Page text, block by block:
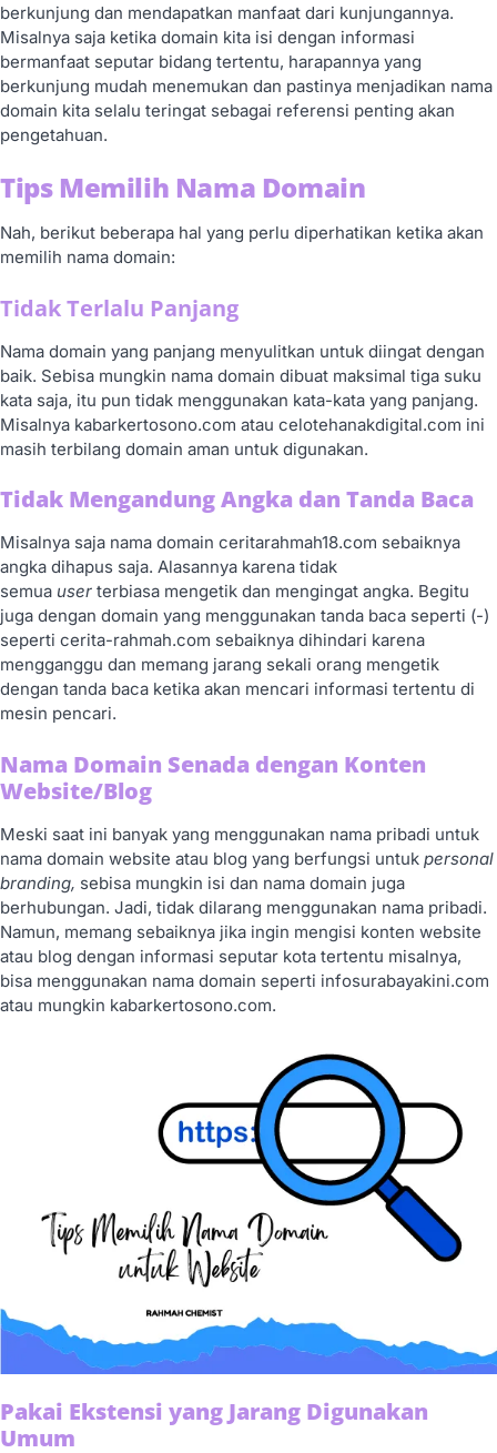
berkunjung dan mendapatkan manfaat dari kunjungannya.
Misalnya saja ketika domain kita isi dengan informasi
bermanfaat seputar bidang tertentu, harapannya yang
berkunjung mudah menemukan dan pastinya menjadikan nama
domain kita selalu teringat sebagai referensi penting akan
pengetahuan.
Tips Memilih Nama Domain
Nah, berikut beberapa hal yang perlu diperhatikan ketika akan
memilih nama domain:
Tidak Terlalu Panjang
Nama domain yang panjang menyulitkan untuk diingat dengan
baik. Sebisa mungkin nama domain dibuat maksimal tiga suku
kata saja, itu pun tidak menggunakan kata-kata yang panjang.
Misalnya kabarkertosono.com atau celotehanakdigital.com ini
masih terbilang domain aman untuk digunakan.
Tidak Mengandung Angka dan Tanda Baca
Misalnya saja nama domain ceritarahmah18.com sebaiknya
angka dihapus saja. Alasannya karena tidak
semua user terbiasa mengetik dan mengingat angka. Begitu
juga dengan domain yang menggunakan tanda baca seperti (-)
seperti cerita-rahmah.com sebaiknya dihindari karena
mengganggu dan memang jarang sekali orang mengetik
dengan tanda baca ketika akan mencari informasi tertentu di
mesin pencari.
Nama Domain Senada dengan Konten
Website/Blog
Meski saat ini banyak yang menggunakan nama pribadi untuk
nama domain website atau blog yang berfungsi untuk personal
branding, sebisa mungkin isi dan nama domain juga
berhubungan. Jadi, tidak dilarang menggunakan nama pribadi.
Namun, memang sebaiknya jika ingin mengisi konten website
atau blog dengan informasi seputar kota tertentu misalnya,
bisa menggunakan nama domain seperti infosurabayakini.com
atau mungkin kabarkertosono.com.
Pakai Ekstensi yang Jarang Digunakan
Umum